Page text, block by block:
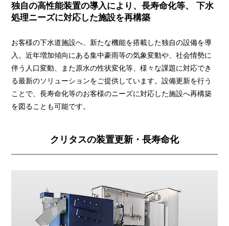
独自の高性能装置の導入により、長寿命化等、
下水
処理ニーズに対応した施設を再構築
お客様の下水道施設へ、新たな機能を搭載した独自の設備を導
入。近年増加傾向にある集中豪雨等の気象変動や、社会情勢に
伴う人口変動、また原水の性状変化等、様々な課題に対応でき
る最新のソリューションをご提供しています。設備更新を行う
ことで、長寿命化等のお客様のニーズに対応した施設へ再構築
を図ることも可能です。
クリタスの装置更新・長寿命化